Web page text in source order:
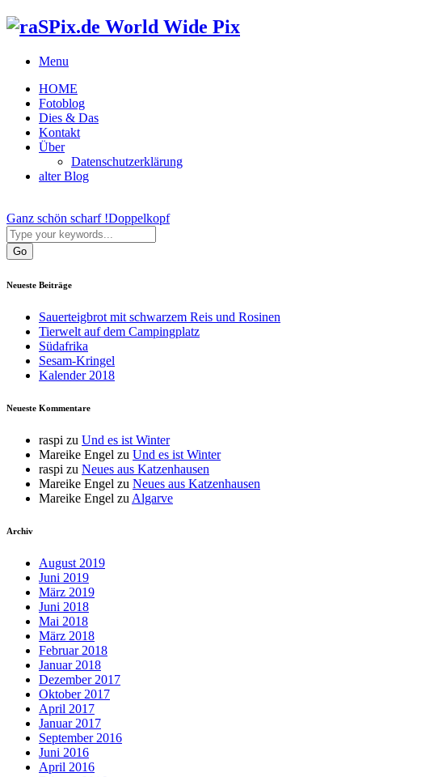
World Wide Pix
Menu
HOME
Fotoblog
Dies & Das
Kontakt
Über
Datenschutzerklärung
alter Blog
Ganz schön scharf !Doppelkopf
Neueste Beiträge
Sauerteigbrot mit schwarzem Reis und Rosinen
Tierwelt auf dem Campingplatz
Südafrika
Sesam-Kringel
Kalender 2018
Neueste Kommentare
raspi zu Und es ist Winter
Mareike Engel zu Und es ist Winter
raspi zu Neues aus Katzenhausen
Mareike Engel zu Neues aus Katzenhausen
Mareike Engel zu Algarve
Archiv
August 2019
Juni 2019
März 2019
Juni 2018
Mai 2018
März 2018
Februar 2018
Januar 2018
Dezember 2017
Oktober 2017
April 2017
Januar 2017
September 2016
Juni 2016
April 2016